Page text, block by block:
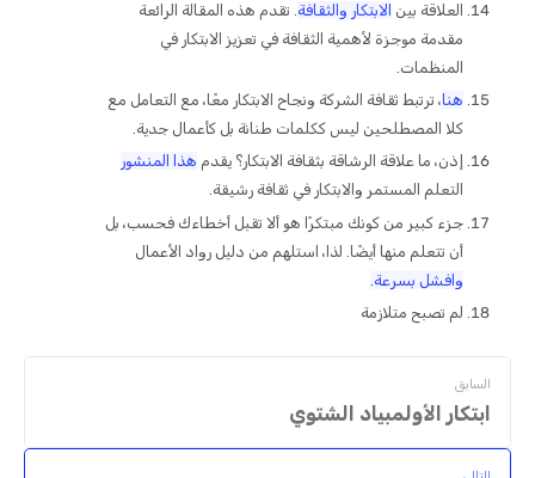
العلاقة بين الابتكار والثقافة. تقدم هذه المقالة الرائعة
مقدمة موجزة لأهمية الثقافة في تعزيز الابتكار في
المنظمات.
هنا، ترتبط ثقافة الشركة ونجاح الابتكار معًا، مع التعامل مع
كلا المصطلحين ليس ككلمات طنانة بل كأعمال جدية.
إذن، ما علاقة الرشاقة بثقافة الابتكار؟ يقدم هذا المنشور
التعلم المستمر والابتكار في ثقافة رشيقة.
جزء كبير من كونك مبتكرًا هو ألا تقبل أخطاءك فحسب، بل
أن تتعلم منها أيضًا. لذا، استلهم من دليل رواد الأعمال
وافشل بسرعة.
لم تصبح متلازمة
السابق
ابتكار الأولمبياد الشتوي